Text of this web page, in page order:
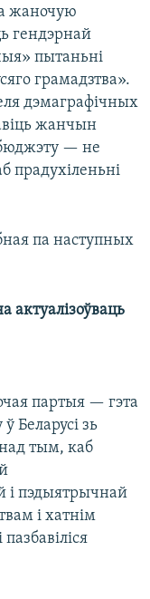
жаночую
гендэрнай
пытаньні
грамадзтва».
дэмаграфічных
жанчын
бюджэту — не
прадухіленьні
па наступных
актуалізоўваць
партыя — гэта
Беларусі зь
тым, каб
і пэдыятрычнай
і хатнім